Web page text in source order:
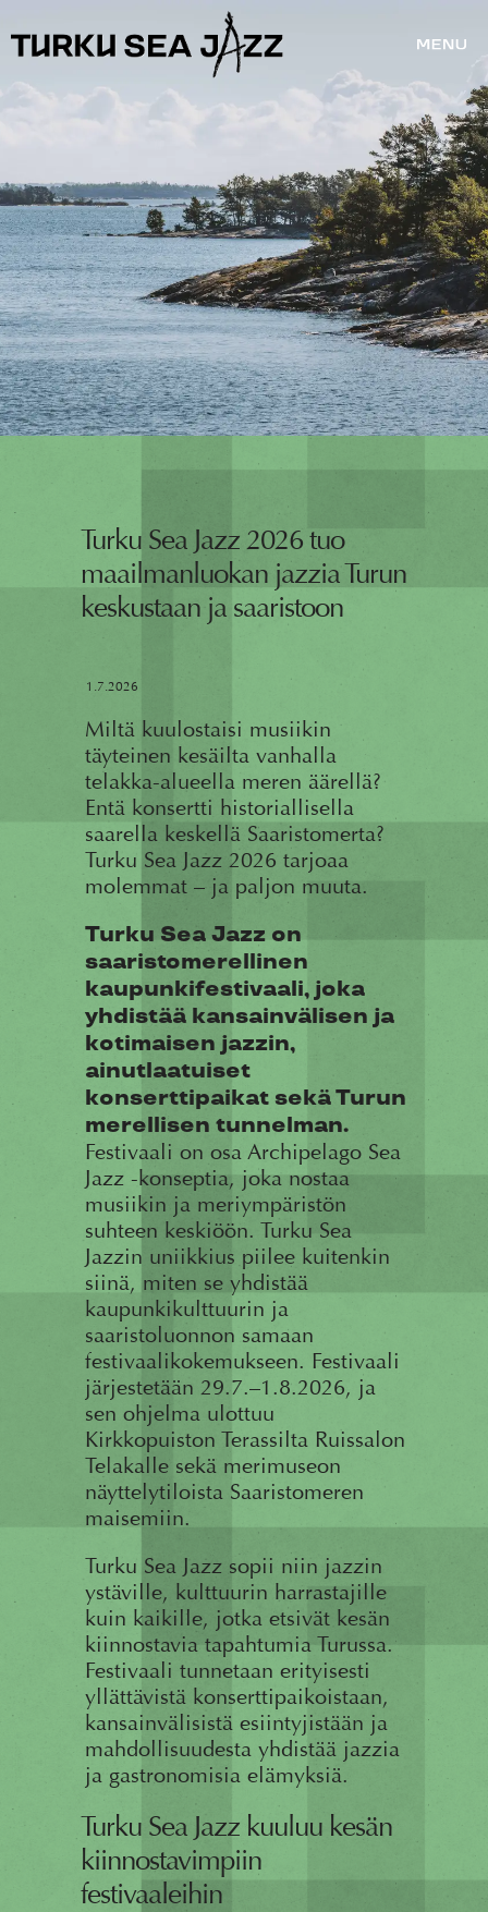
Turku Sea Jazz 2026 tuo
maailmanluokan jazzia Turun
keskustaan ja saaristoon
1.7.2026
Miltä kuulostaisi musiikin
täyteinen kesäilta vanhalla
telakka-alueella meren äärellä?
Entä konsertti historiallisella
saarella keskellä Saaristomerta?
Turku Sea Jazz 2026 tarjoaa
molemmat – ja paljon muuta.
Turku Sea Jazz on
saaristomerellinen
kaupunkifestivaali, joka
yhdistää kansainvälisen ja
kotimaisen jazzin,
ainutlaatuiset
konserttipaikat sekä Turun
merellisen tunnelman.
Festivaali on osa Archipelago Sea
Jazz -konseptia, joka nostaa
musiikin ja meriympäristön
suhteen keskiöön. Turku Sea
Jazzin uniikkius piilee kuitenkin
siinä, miten se yhdistää
kaupunkikulttuurin ja
saaristoluonnon samaan
festivaalikokemukseen. Festivaali
järjestetään 29.7.–1.8.2026, ja
sen ohjelma ulottuu
Kirkkopuiston Terassilta Ruissalon
Telakalle sekä merimuseon
näyttelytiloista Saaristomeren
maisemiin.
Turku Sea Jazz sopii niin jazzin
ystäville, kulttuurin harrastajille
kuin kaikille, jotka etsivät kesän
kiinnostavia tapahtumia Turussa.
Festivaali tunnetaan erityisesti
yllättävistä konserttipaikoistaan,
kansainvälisistä esiintyjistään ja
mahdollisuudesta yhdistää jazzia
ja gastronomisia elämyksiä.
Turku Sea Jazz kuuluu kesän
kiinnostavimpiin
festivaaleihin